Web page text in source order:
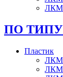
ЛКМ
ПО
Пластик
ЛКМ
ЛКМ